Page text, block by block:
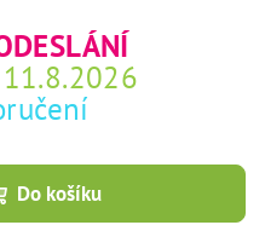
11.8.2026
Do košíku